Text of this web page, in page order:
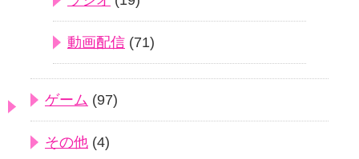
動画配信 (71)
ゲーム (97)
その他 (4)